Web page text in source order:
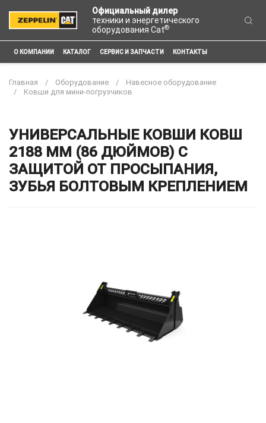
Официальный дилер
техники и энергетического
оборудования Cat®
О КОМПАНИИ КАТАЛОГ СЕРВИС И ЗАПЧАСТИ КОНТАКТЫ
Главная Оборудование
Навесное оборудование
Ковши для мини-погрузчиков
УНИВЕРСАЛЬНЫЕ КОВШИ КОВШ
2188 ММ (86 ДЮЙМОВ) С
ЗАЩИТОЙ ОТ ПРОСЫПАНИЯ,
ЗУБЬЯ БОЛТОВЫМ КРЕПЛЕНИЕМ